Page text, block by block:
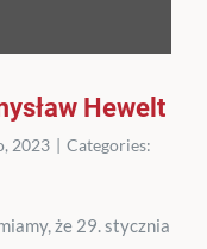
Hewelt
2023 | Categories:
że 29. stycznia